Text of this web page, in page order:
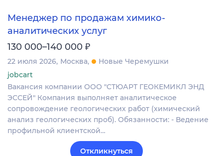
Менеджер по продажам химико-
аналитических услуг
130 000–140 000 ₽
22 июля 2026 Москва
Новые Черемушки
jobcart
Вакансия компании ООО "СТЮАРТ ГЕОКЕМИКЛ ЭНД
ЭССЕЙ" Компания выполняет аналитическое
сопровождение геологических работ (химический
анализ геологических проб). Обязанности: - Ведение
профильной клиентской…
Откликнуться